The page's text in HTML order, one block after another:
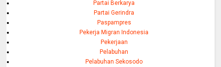
Partai Berkarya
Partai Gerindra
Paspampres
Pekerja Migran Indonesia
Pekerjaan
Pelabuhan
Pelabuhan Sekosodo